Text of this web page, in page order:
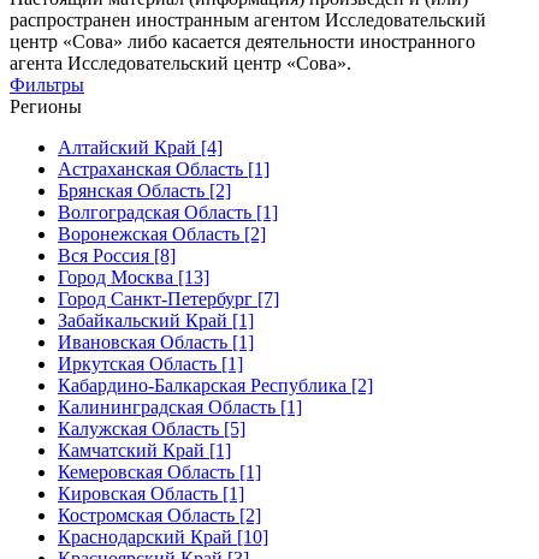
распространен иностранным агентом Исследовательский
центр «Сова» либо касается деятельности иностранного
агента Исследовательский центр «Сова».
Фильтры
Регионы
Алтайский Край [4]
Астраханская Область [1]
Брянская Область [2]
Волгоградская Область [1]
Воронежская Область [2]
Вся Россия [8]
Город Москва [13]
Город Санкт-Петербург [7]
Забайкальский Край [1]
Ивановская Область [1]
Иркутская Область [1]
Кабардино-Балкарская Республика [2]
Калининградская Область [1]
Калужская Область [5]
Камчатский Край [1]
Кемеровская Область [1]
Кировская Область [1]
Костромская Область [2]
Краснодарский Край [10]